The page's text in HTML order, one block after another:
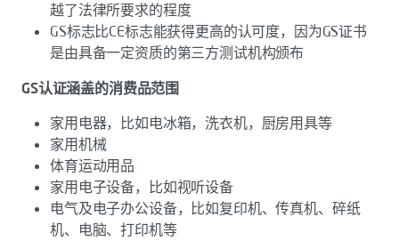
越了法律所要求的程度
GS标志比CE标志能获得更高的认可度，因为GS证书
是由具备一定资质的第三方测试机构颁布
GS认证涵盖的消费品范围
家用电器，比如电冰箱，洗衣机，厨房用具等
家用机械
体育运动用品
家用电子设备，比如视听设备
电气及电子办公设备，比如复印机、传真机、碎纸
机、电脑、打印机等